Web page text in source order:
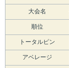
大会名
順位
トータルピン
アベレージ